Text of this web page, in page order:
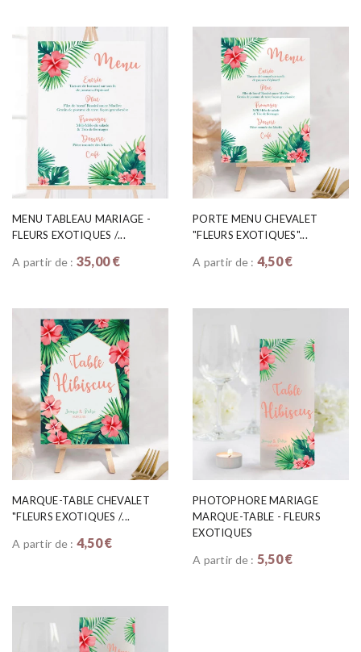
MENU TABLEAU MARIAGE -
FLEURS EXOTIQUES /...
A partir de : 35,00 €
PORTE MENU CHEVALET
"FLEURS EXOTIQUES"...
A partir de : 4,50 €
MARQUE-TABLE CHEVALET
"FLEURS EXOTIQUES /...
A partir de : 4,50 €
PHOTOPHORE MARIAGE
MARQUE-TABLE - FLEURS
EXOTIQUES
A partir de : 5,50 €